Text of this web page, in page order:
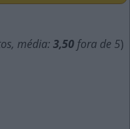
média: 3,50 fora de 5)